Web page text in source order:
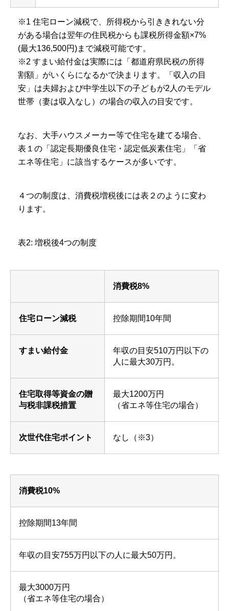
※1 住宅ローン減税で、所得税から引ききれない分
がある場合は翌年の住民税からも課税所得金額×7%
(最大136,500円)まで減税可能です。
※2 すまい給付金は実際には「都道府県民税の所得
割額」がいくらになるかで決まります。「収入の目
安」は夫婦および中学生以下の子どもが2人のモデル
世帯（妻は収入なし）の場合の収入の目安です。
なお、大手ハウスメーカー等で住宅を建てる場合、
表１の「認定長期優良住宅・認定低炭素住宅」「省
エネ等住宅」に該当するケースが多いです。
４つの制度は、消費税増税後には表２のように変わ
ります。
表2: 増税後4つの制度
消費税8%
住宅ローン減税 控除期間10年間
すまい給付金 年収の目安510万円以下の
人に最大30万円。
住宅取得等資金の贈
与税非課税措置
最大1200万円
（省エネ等住宅の場合）
次世代住宅ポイント なし（※3）
消費税10%
控除期間13年間
年収の目安755万円以下の人に最大50万円。
最大3000万円
（省エネ等住宅の場合）